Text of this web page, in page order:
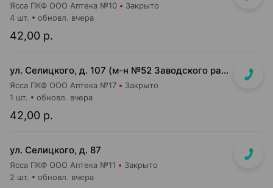
Ясса ПКФ ООО Аптека №10 Закрыто
42,00 р.
4 шт. обновл. вчера
ул. Селицкого, д. 107 (м-н №52 Заводского райпищеторга)
Ясса ПКФ ООО Аптека №17 Закрыто
42,00 р.
1 шт. обновл. вчера
ул. Селицкого, д. 87
Ясса ПКФ ООО Аптека №11 Закрыто
2 шт. обновл. вчера